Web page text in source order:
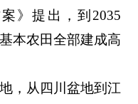
》提出，到2035
本农田全部建成高
，从四川盆地到江